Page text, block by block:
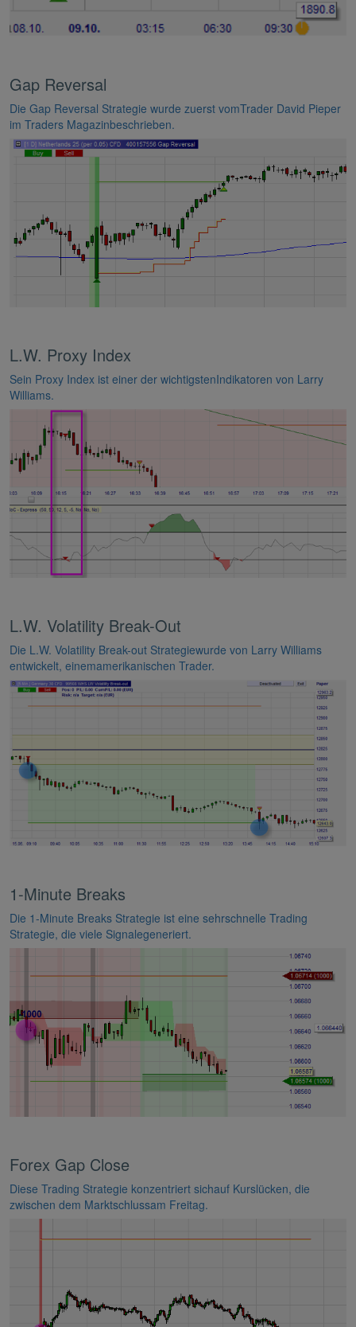
Gap Reversal
Die Gap Reversal Strategie wurde zuerst vomTrader David Pieper
im Traders Magazinbeschrieben.
L.W. Proxy Index
Sein Proxy Index ist einer der wichtigstenIndikatoren von Larry
Williams.
L.W. Volatility Break-Out
Die L.W. Volatility Break-out Strategiewurde von Larry Williams
entwickelt, einemamerikanischen Trader.
1-Minute Breaks
Die 1-Minute Breaks Strategie ist eine sehrschnelle Trading
Strategie, die viele Signalegeneriert.
Forex Gap Close
Diese Trading Strategie konzentriert sichauf Kurslücken, die
zwischen dem Marktschlussam Freitag.